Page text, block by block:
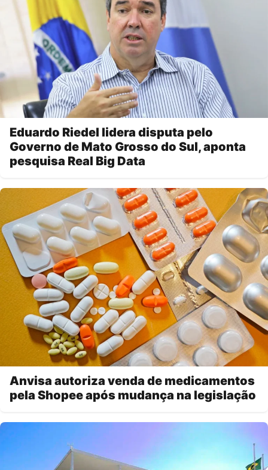
Eduardo Riedel lidera disputa pelo
Governo de Mato Grosso do Sul, aponta
pesquisa Real Big Data
Anvisa autoriza venda de medicamentos
pela Shopee após mudança na legislação